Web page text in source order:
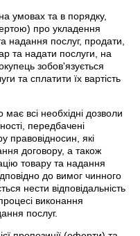
умовах та в порядку,
про укладення
надання послуг, продати,
та надати послуги, на
зобов'язується
та сплатити їх вартість
всі необхідні дозволи
передбачені
правовідносин, які
договору, а також
товару та надання
до вимог чинного
нести відповідальність
виконання
послуг.